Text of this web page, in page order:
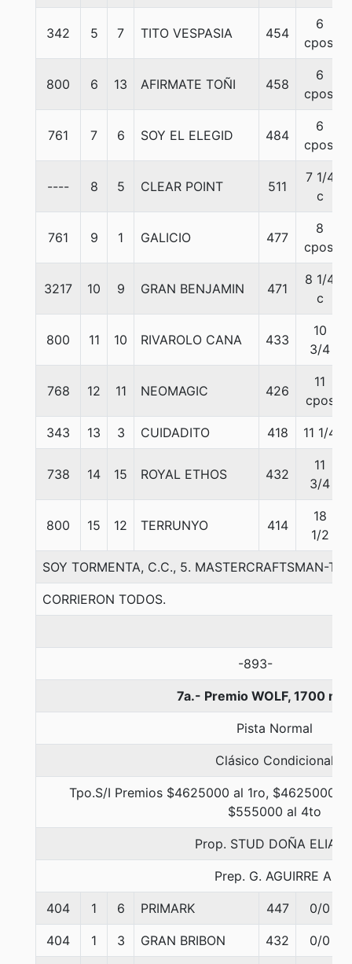
342 5 7 TITO VESPASIA 454
6
cpos.
800 6 13 AFIRMATE TOÑI 458
6
cpos.
761 7 6 SOY EL ELEGID 484
6
cpos.
---- 8 5 CLEAR POINT 511
7 1/4
c
761 9 1 GALICIO 477
8
cpos.
3217 10 9 GRAN BENJAMIN 471
8 1/4
c
800 11 10 RIVAROLO CANA 433
10
3/4
768 12 11 NEOMAGIC 426
11
cpos
343 13 3 CUIDADITO 418 11 1/4
738 14 15 ROYAL ETHOS 432
11
3/4
800 15 12 TERRUNYO 414
18
1/2
SOY TORMENTA, C.C., 5. MASTERCRAFTSMAN-
CORRIERON TODOS.
-893-
7a.- Premio WOLF, 1700
Pista Normal
Clásico Condicional
Tpo.S/I Premios $4625000 al 1ro, $4625000
$555000 al 4to
Prop. STUD DOÑA
Prep. G. AGUIRRE A.
404 1 6 PRIMARK 447 0/0
404 1 3 GRAN BRIBON 432 0/0